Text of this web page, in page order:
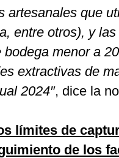
artesanales que
entre otros), y
menor a
extractivas de
2024″, dice la
límites de
de los